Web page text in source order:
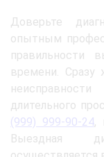
Доверьте
опытным
правильности
времени.
длительного
(999) 999-90-24,
Выездная